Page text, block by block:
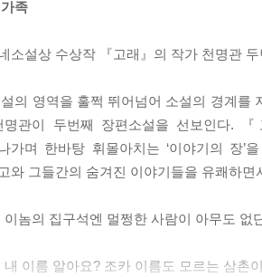
족
소설상 수상작 『고래』의 작가 천명관
의 영역을 훌쩍 뛰어넘어 소설의 경계를
명관이 두번째 장편소설을 선보인다.
가며 한바탕 휘몰아치는 ‘이야기의 장
와 그들간의 숨겨진 이야기들을 유쾌하면
이놈의 집구석엔 멀쩡한 사람이 아무도 없
내 이름 알아요? 조카 이름도 모르는 삼촌